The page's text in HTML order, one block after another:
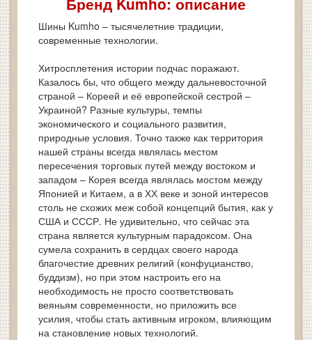
Шины Kumho – тысячелетние традиции,
современные технологии.
Хитросплетения истории подчас поражают.
Казалось бы, что общего между дальневосточной
страной – Кореей и её европейской сестрой –
Украиной? Разные культуры, темпы
экономического и социального развития,
природные условия. Точно также как территория
нашей страны всегда являлась местом
пересечения торговых путей между востоком и
западом – Корея всегда являлась мостом между
Японией и Китаем, а в ХХ веке и зоной интересов
столь не схожих меж собой концепций бытия, как у
США и СССР. Не удивительно, что сейчас эта
страна является культурным парадоксом. Она
сумела сохранить в сердцах своего народа
благочестие древних религий (конфуцианство,
буддизм), но при этом настроить его на
необходимость не просто соответствовать
веяньям современности, но приложить все
усилия, чтобы стать активным игроком, влияющим
на становление новых технологий.